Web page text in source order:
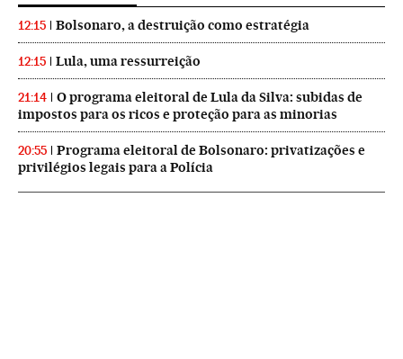
12:15 Bolsonaro, a destruição como estratégia
12:15 Lula, uma ressurreição
21:14
O programa eleitoral de Lula da Silva: subidas de
impostos para os ricos e proteção para as minorias
20:55
Programa eleitoral de Bolsonaro: privatizações e
privilégios legais para a Polícia